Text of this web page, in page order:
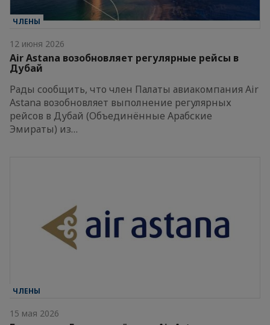
ЧЛЕНЫ
12 июня 2026
Air Astana возобновляет регулярные рейсы в
Дубай
Рады сообщить, что член Палаты авиакомпания Air
Astana возобновляет выполнение регулярных
рейсов в Дубай (Объединённые Арабские
Эмираты) из…
ЧЛЕНЫ
15 мая 2026